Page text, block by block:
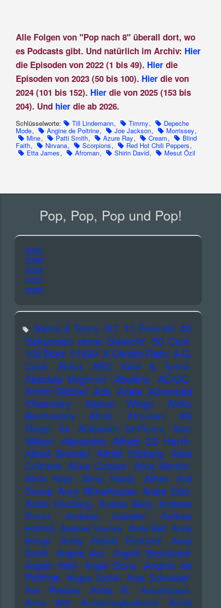
Alle Folgen von "Pop nach 8" überall dort, wo
es Podcasts gibt. Und natürlich im Archiv: Hier
die Episoden von 2022 (1 bis 49). Hierdie
Episoden von 2023 (50 bis 100). Hier die von
2024 (101 bis 152). Hier die von 2025 (153 bis
204). Und hier die ab 2026.
Schlüsselworte: Till Lindemann, Timmy, Depeche
Mode, Angine de Poitrine, Joe Jackson, Morrissey,
Mine, Patti Smith, Azure Ray, Cream, Blind
Faith, Nirvana, Scorpions, Red Hot Chili Peppers,
Etta James, Afroman, Shirin David, Mesut Özil
Pop, Pop, Pop und Pop!
2026
2025
2024
2023
2022
Sweat & Tears !K7 11 Freunde 40
Sekunden ohne Gewicht 50 Cent
102 Boyz 01099 A Certain Ratio A.G.
Cook
Abba ABC
Abor & Tynna
Absolute Beginner Abwärts AC/DC
Achim Reichel Ada Adele Advanced
Chemistry
Afghan Whigs
Afrika
Bambaataa
Afrob Afroman
AG
Geige
Air Alabaster DePlume
Alan
Wilson Alexandra Alfred 23 Harth
Alfred Brendel Alfred Hilsberg
Alice
Coltrane Alice Cooper Alice Merton
Alicia Keys Alma Naidu
Althea And
Donna Amy Winehouse Andre 3000
Andre Herzberg
Andrea Berg
Andreas
Dorau
Andreas Gabalier
Andrew
Eldritch Andrew Vachss Andy Bell Andy
Brings
Andy Fletch Fletcher
Andy
Smith
Angela Aux
Angelo Branduardi
Angelo Kelly
Angie Stone
Angine de
Poitrine Angus Stone Anja Schneider
Ann Peebles
AnNa R.
Annahstasia
Anne Will
Annenmaykantereit Annie